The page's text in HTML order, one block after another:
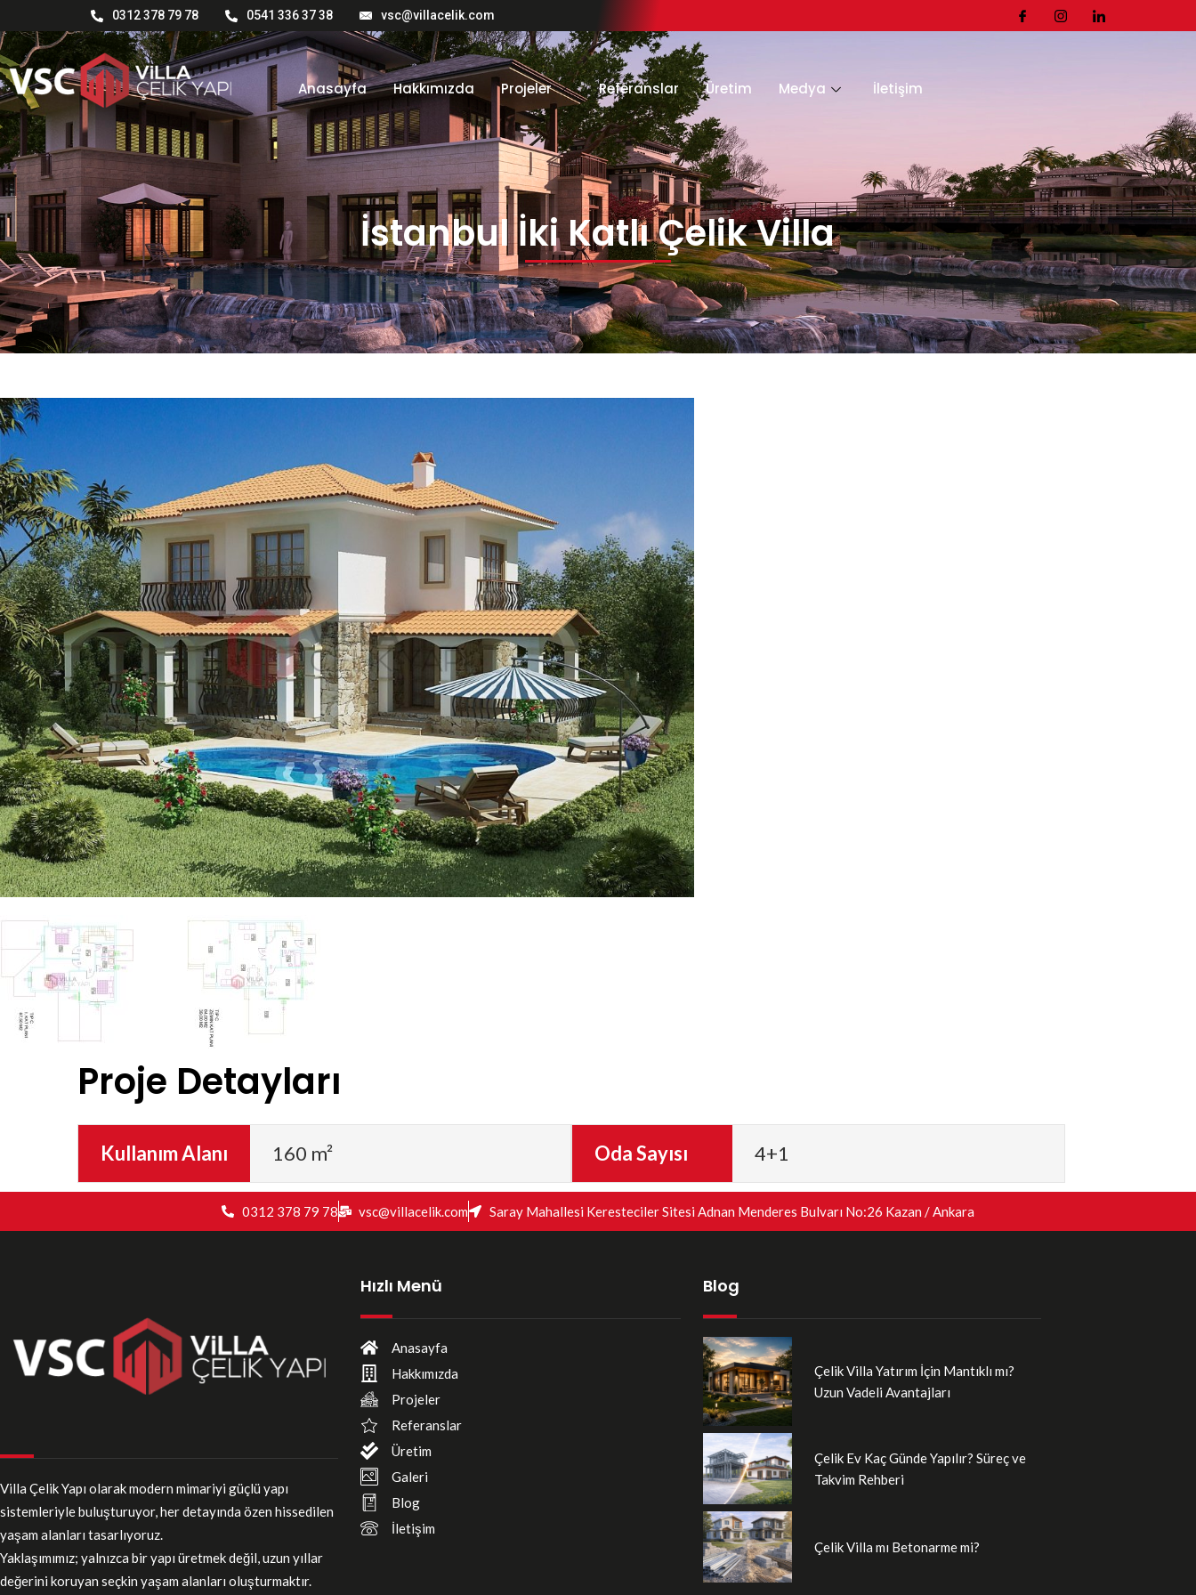
0312 378 79 78 0541 336 37 38 vsc@villacelik.com
Anasayfa Hakkımızda Projeler Referanslar Üretim Medya İletişim
İstanbul İki Katlı Çelik Villa
Proje Detayları
Kullanım Alanı 160 m² Oda Sayısı 4+1
0312 378 79 78 vsc@villacelik.com Saray Mahallesi Keresteciler Sitesi Adnan Menderes Bulvarı No:26 Kazan / Ankara
Villa Çelik Yapı olarak modern mimariyi güçlü yapı
sistemleriyle buluşturuyor, her detayında özen hissedilen
yaşam alanları tasarlıyoruz.
Yaklaşımımız; yalnızca bir yapı üretmek değil, uzun yıllar
değerini koruyan seçkin yaşam alanları oluşturmaktır.
Hızlı Menü
Anasayfa
Hakkımızda
Projeler
Referanslar
Üretim
Galeri
Blog
İletişim
Blog
Çelik Villa Yatırım İçin Mantıklı mı?
Uzun Vadeli Avantajları
Çelik Ev Kaç Günde Yapılır? Süreç ve
Takvim Rehberi
Çelik Villa mı Betonarme mi?